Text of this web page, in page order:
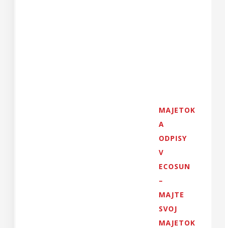
MAJETOK
A
ODPISY
V
ECOSUN
–
MAJTE
SVOJ
MAJETOK